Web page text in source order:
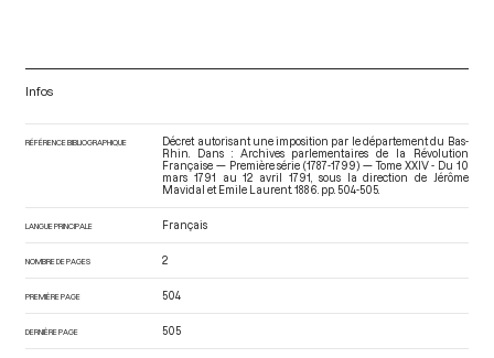
Infos
RÉFÉRENCE BIBLIOGRAPHIQUE
Décret autorisant une imposition par le département du Bas-
Rhin. Dans : Archives parlementaires de la Révolution
Française — Première série (1787-1799) — Tome XXIV - Du 10
mars 1791 au 12 avril 1791
, sous la direction de Jérôme
Mavidal et Emile Laurent. 1886. pp. 504-505.
LANGUE PRINCIPALE Français
NOMBRE DE PAGES 2
PREMIÈRE PAGE 504
DERNIÈRE PAGE 505